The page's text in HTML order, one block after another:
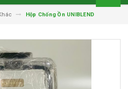
Hộp Chống Ồn UNIBLEND